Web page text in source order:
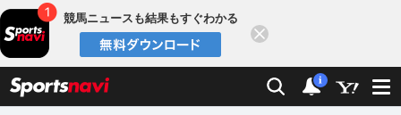
競馬ニュースも結果もすぐわかる
検索 通知
i